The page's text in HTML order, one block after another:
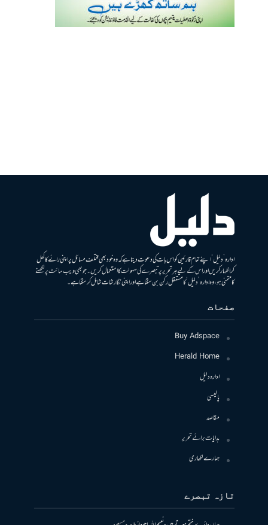
ادارہ ’دلیل‘ اپنے تمام قارئین کو اس بات کی دعوت دیتا ہے کہ وہ خود بھی مختلف مسائل پر اپنی رائے کا کھل
کر اظہار کریں اور اس کے لیے ہر تحریر پر تبصرے کی سہولت کا استعمال کریں۔ جو بھی ویب سائٹ پر لکھنے
کا متمنی ہو، وہ ادارہ ’دلیل‘ کا مستقل رکن بن سکتا ہے اور اپنی نگارشات شامل کرسکتا ہے۔
صفحات
Buy Adspace
Herald Home
ادارہ دلیل
پالیسی
مقاصد
ہدایات برائے تحریر
ہمارے لکھاری
تازہ تبصرے